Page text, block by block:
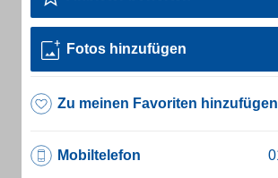
Fotos hinzufügen
Zu meinen Favoriten hinzufügen
Mobiltelefon